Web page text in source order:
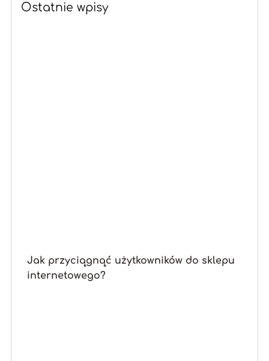
Ostatnie wpisy
Jak przyciągnąć użytkowników do sklepu
internetowego?